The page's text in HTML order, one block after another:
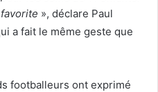
», déclare Paul
a fait le même geste que
footballeurs ont exprimé